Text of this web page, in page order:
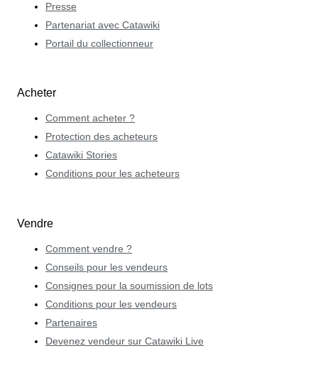
Presse
Partenariat avec Catawiki
Portail du collectionneur
Acheter
Comment acheter ?
Protection des acheteurs
Catawiki Stories
Conditions pour les acheteurs
Vendre
Comment vendre ?
Conseils pour les vendeurs
Consignes pour la soumission de lots
Conditions pour les vendeurs
Partenaires
Devenez vendeur sur Catawiki Live